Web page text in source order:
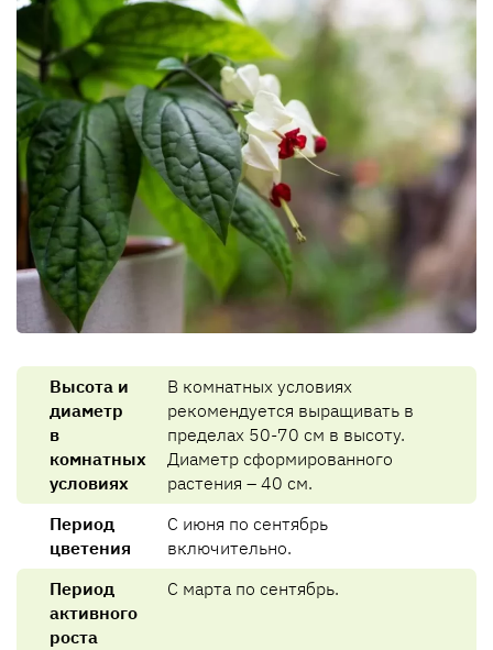
Высота и
диаметр
в
комнатных
условиях
В комнатных условиях
рекомендуется выращивать в
пределах 50-70 см в высоту.
Диаметр сформированного
растения – 40 см.
Период
цветения
С июня по сентябрь
включительно.
Период
активного
роста
С марта по сентябрь.